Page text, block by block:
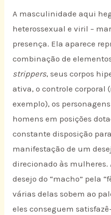
A masculinidade aqui
heterossexual e viril –
presença. Ela aparece
combinação de
strippers, seus corpos
ativa, o controle corporal
exemplo), os
homens em posições
constante disposição
manifestação de um
direcionado às mulheres.
desejo do “macho” pela
várias delas sobem ao
eles conseguem